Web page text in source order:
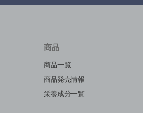
商品
商品一覧
商品発売情報
栄養成分一覧